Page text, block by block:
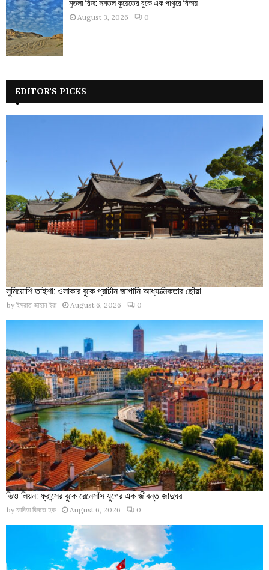
মুতলা রিজ: সমতল কুয়েতের বুকে এক পাথুরে বিস্ময়
August 3, 2026 0
EDITOR'S PICKS
সুমিয়োশি তাইশা: ওসাকার বুকে প্রাচীন জাপানি আধ্যাত্মিকতার ছোঁয়া
by ইসরাত জাহান ইরা August 6, 2026 0
ভিও লিয়ন: ফ্রান্সের বুকে রেনেসাঁস যুগের এক জীবন্ত জাদুঘর
by ফাবিহা বিনতে হক August 6, 2026 0